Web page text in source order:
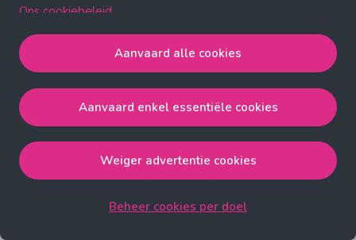
Ons cookiebeleid
Aanvaard alle cookiesgaat akkoord met de strict
noodzakelijke, analytische, functionele en advertentie
cookies.
de strict noodzakelijke cookies.
Weiger advertentie cookiesgaat akkoord met de strict
Aanvaard alle cookies
Aanvaard enkel essentiële cookies
Weiger advertentie cookies
Beheer cookies per doel